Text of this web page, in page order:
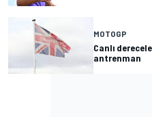
MOTOGP
Canlı
antrenman